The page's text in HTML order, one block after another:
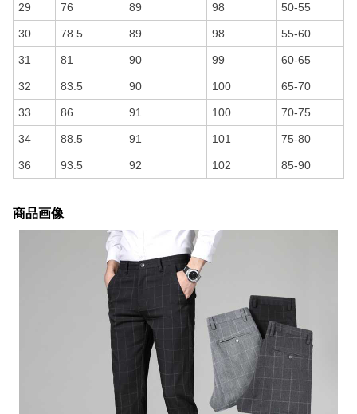
29 76 89 98 50-55
30 78.5 89 98 55-60
31 81 90 99 60-65
32 83.5 90 100 65-70
33 86 91 100 70-75
34 88.5 91 101 75-80
36 93.5 92 102 85-90
商品画像